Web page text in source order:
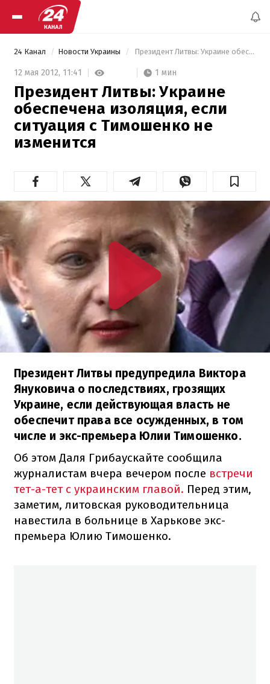
24 Канал Новости Украины Президент Литвы: Украине обеспечена изоляция, если ситуация с Тимошенко не изменится
12 мая 2012, 11:41 1 мин
Президент Литвы: Украине
обеспечена изоляция, если
ситуация с Тимошенко не
изменится
Президент Литвы предупредила Виктора
Януковича о последствиях, грозящих
Украине, если действующая власть не
обеспечит права все осужденных, в том
числе и экс-премьера Юлии Тимошенко.
Об этом Даля Грибаускайте сообщила
журналистам вчера вечером после встречи
тет-а-тет с украинским главой. Перед этим,
заметим, литовская руководительница
навестила в больнице в Харькове экс-
премьера Юлию Тимошенко.